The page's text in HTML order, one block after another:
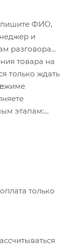
ФИО,
и
разговора
товара на
только ждать
этапам:
только